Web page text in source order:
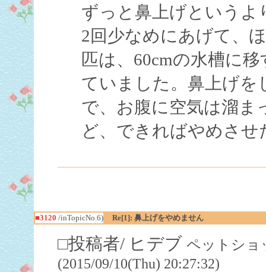
ずっと鼻上げというよ
2回少なめにあげて、
匹は、60cmの水槽に
ていました。鼻上げを
で、お腹に空気は溜ま
ど、できればやめさせ
■3120 /inTopicNo.6) Re[1]: 鼻上げをやめません
□投稿者/ ヒデブ ペットショ
(2015/09/10(Thu) 20:27:32)